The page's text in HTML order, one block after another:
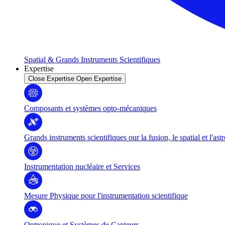
Spatial & Grands Instruments Scientifiques
Expertise
Close Expertise Open Expertise
Composants et systèmes opto-mécaniques
Grands instruments scientifiques our la fusion, le spatial et
Instrumentation nucléaire et Services
Mesure Physique pour l'instrumentation scientifique